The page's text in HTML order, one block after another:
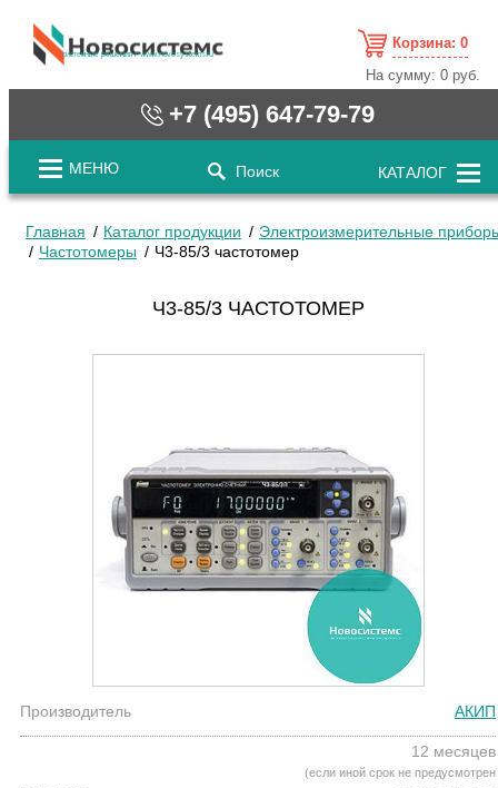
cистемные решения / www.novosystems.ru
Корзина: 0
На сумму:0 руб.
+7 (495) 647-79-79
МЕНЮ Поиск КАТАЛОГ
Главная Каталог продукции
Электроизмерительные
Частотомеры
Ч3-85/3 частотомер
Ч3-85/3 ЧАСТОТОМЕР
Производитель АКИП
12 месяцев
(если иной срок не предусмотрен